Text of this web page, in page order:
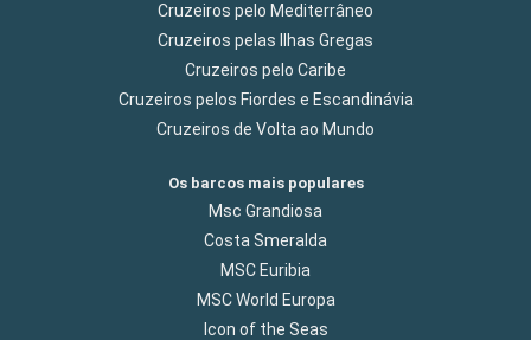
Cruzeiros pelo Mediterrâneo
Cruzeiros pelas Ilhas Gregas
Cruzeiros pelo Caribe
Cruzeiros pelos Fiordes e Escandinávia
Cruzeiros de Volta ao Mundo
Os barcos mais populares
Msc Grandiosa
Costa Smeralda
MSC Euribia
MSC World Europa
Icon of the Seas